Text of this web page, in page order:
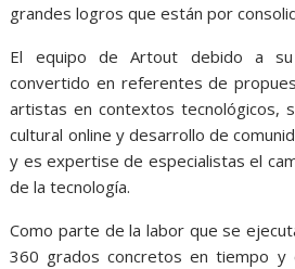
grandes logros que están por
El equipo de Artout debido a
convertido en referentes de
artistas en contextos tecnológicos,
cultural online y desarrollo de
y es expertise de especialistas el
de la tecnología.
Como parte de la labor que se
360 grados concretos en tiempo y